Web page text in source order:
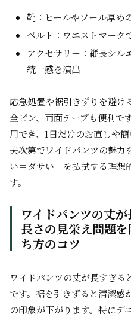
靴：ヒールやソール厚め
ベルト：ウエストマーク
アクセサリー：縦長シル
統一感を演出
応急処置や裾引きずりを避け
全ピン、両面テープも便利で
用でき、1日だけのお直しや
夫次第でワイドパンツの魅力
い＝ダサい」を払拭する理想
す。
ワイドパンツの丈
長さの見栄え問題
ち方のコツ
ワイドパンツの丈が長すぎる
です。裾を引きずると清潔感
の印象が下がります。特にデ